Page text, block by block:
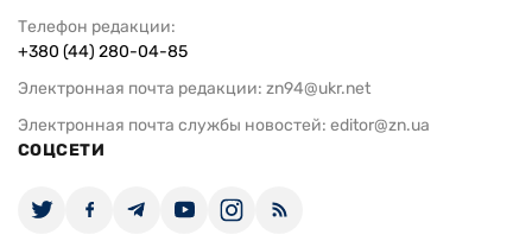
Телефон редакции:
+380 (44) 280-04-85
Электронная почта редакции: zn94@ukr.net
Электронная почта службы новостей: editor@zn.ua
СОЦСЕТИ